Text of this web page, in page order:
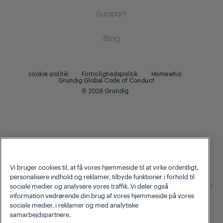
Opvaskemaskine
Blendere
Brødristere og grills
Strygejern
Indbygningsovne
Opvask
Support
Blog
© 2026 Grundig
cookie-politik Fortrolighedspolitik
Homewhiz
Grundig Global Code of Conduct
Our parent company, Beko has 55,000 employees throughout the
world with its global operations through its subsidiaries in 57 countries
and 45 production facilities in 13 countries
(i.e. Türkiye, UK, Italy, Romania, Slovakia, Poland, South Africa, Russia,
Pakistan, India, Bangladesh, Thailand and China).
Vi bruger cookies til, at få vores hjemmeside til at virke ordentligt,
personalisere indhold og reklamer, tilbyde funktioner i forhold til
sociale medier og analysere vores traffik. Vi deler også
information vedrørende din brug af vores hjemmeside på vores
sociale medier, i reklamer og med analytiske
samarbejdspartnere.